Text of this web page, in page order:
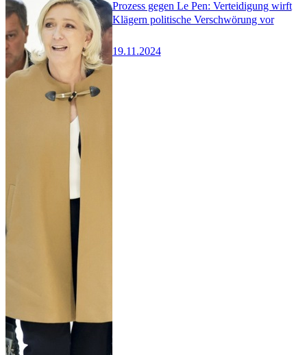
Prozess gegen Le Pen: Verteidigung wirft
Klägern politische Verschwörung vor
19.11.2024